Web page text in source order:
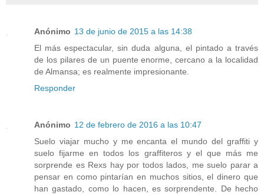
Anónimo 13 de junio de 2015 a las 14:38
El más espectacular, sin duda alguna, el pintado a través
de los pilares de un puente enorme, cercano a la localidad
de Almansa; es realmente impresionante.
Responder
Anónimo 12 de febrero de 2016 a las 10:47
Suelo viajar mucho y me encanta el mundo del graffiti y
suelo fijarme en todos los graffiteros y el que más me
sorprende es Rexs hay por todos lados, me suelo parar a
pensar en como pintarían en muchos sitios, el dinero que
han gastado, como lo hacen, es sorprendente. De hecho